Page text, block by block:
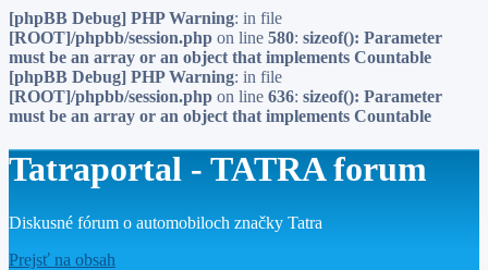
[phpBB Debug] PHP Warning: in file
[ROOT]/phpbb/session.php on line 580: sizeof(): Parameter
must be an array or an object that implements Countable
[phpBB Debug] PHP Warning: in file
[ROOT]/phpbb/session.php on line 636: sizeof(): Parameter
must be an array or an object that implements Countable
Tatraportal - TATRA forum
Diskusné fórum o automobiloch značky Tatra
Prejsť na obsah